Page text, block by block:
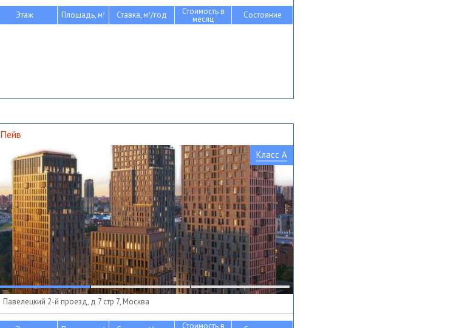
Этаж Площадь, м2 Ставка, м2/год Стоимость в
месяц Состояние
Пейв
Класс A
Павелецкий 2-й проезд, д 7 стр 7, Москва
Стоимость в